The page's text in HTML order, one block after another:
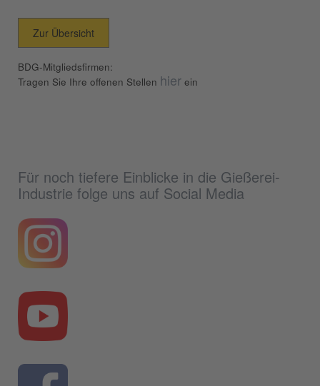
Zur Übersicht
BDG-Mitgliedsfirmen:
Tragen Sie Ihre offenen Stellen hier ein
Für noch tiefere Einblicke in die Gießerei-
Industrie folge uns auf Social Media